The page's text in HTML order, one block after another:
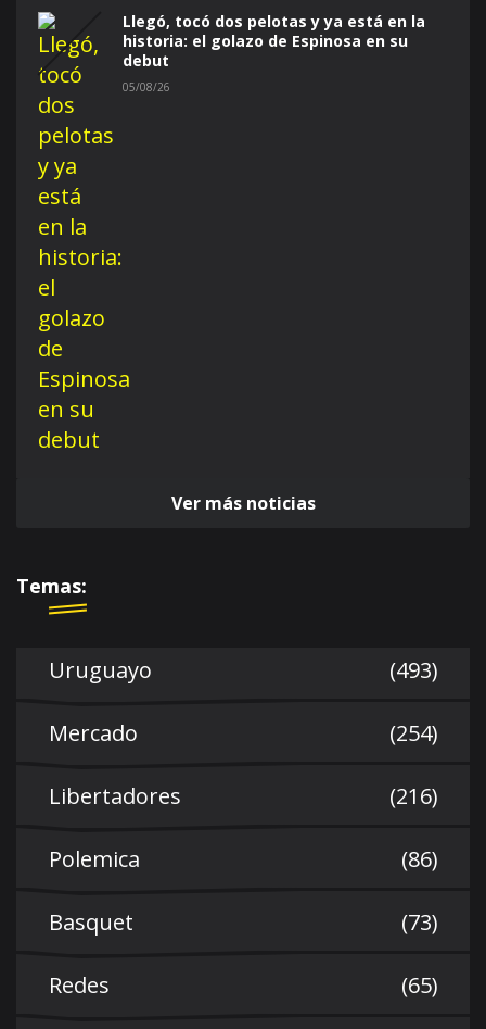
Llegó, tocó dos pelotas y ya está en la
historia: el golazo de Espinosa en su
debut
05/08/26
Ver más noticias
Temas:
Uruguayo (493)
Mercado (254)
Libertadores (216)
Polemica (86)
Basquet (73)
Redes (65)